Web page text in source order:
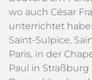
wo auch César
unterrichtet
Saint-Sulpice,
Paris, in der
Paul in